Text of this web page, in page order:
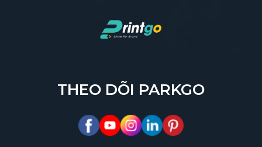
THEO DÕI PARKGO